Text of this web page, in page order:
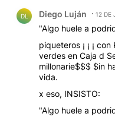
DL Diego Luján 12 DE
"Algo huele a
piqueteros ¡ ¡ ¡
verdes en Caja d
millonarie$$$ $in
vida.
x eso, INSISTO:
"Algo huele a